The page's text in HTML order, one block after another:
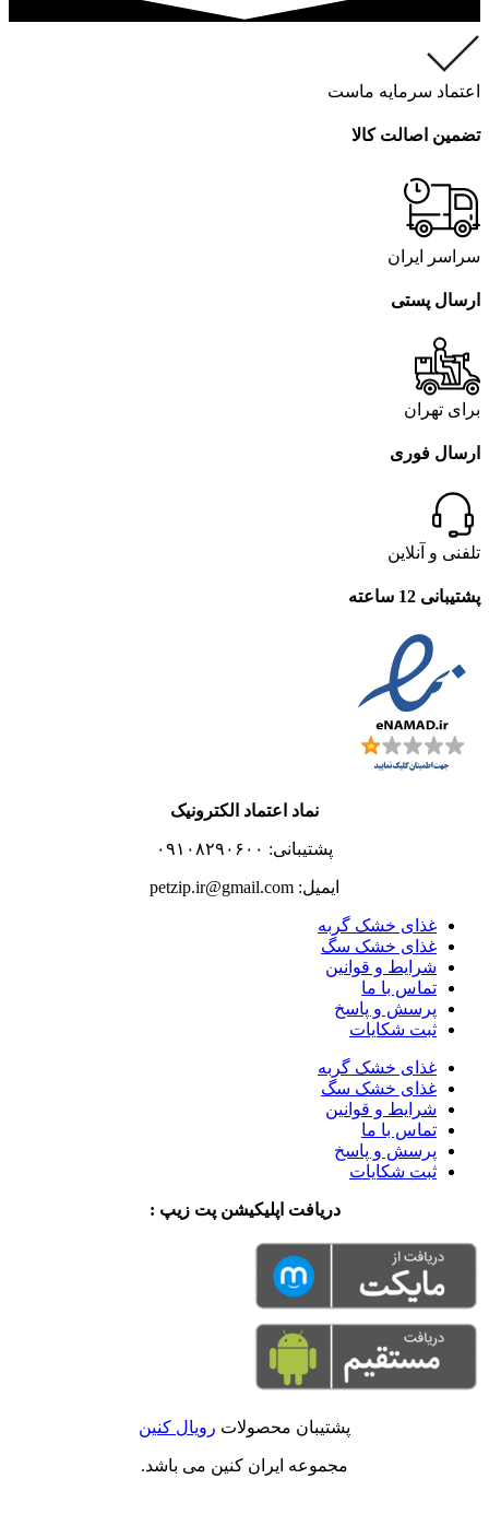
اعتماد سرمایه ماست
تضمین اصالت کالا
سراسر ایران
ارسال پستی
برای تهران
ارسال فوری
تلفنی و آنلاین
پشتیبانی 12 ساعته
نماد اعتماد الکترونیک
پشتیبانی: ۰۹۱۰۸۲۹۰۶۰۰
ایمیل: petzip.ir@gmail.com
غذای خشک گربه
غذای خشک سگ
شرایط و قوانین
تماس با ما
پرسش و پاسخ
ثبت شکایات
غذای خشک گربه
غذای خشک سگ
شرایط و قوانین
تماس با ما
پرسش و پاسخ
ثبت شکایات
دریافت اپلیکیشن پت زیپ :
پشتیبان محصولات رویال کنین
مجموعه ایران کنین می باشد.